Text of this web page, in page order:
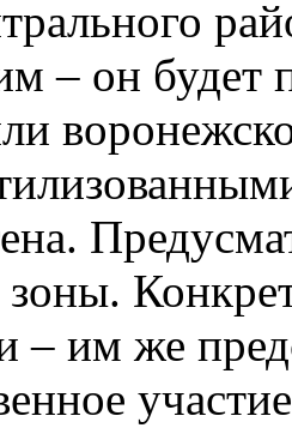
– он
зоны.
– им же